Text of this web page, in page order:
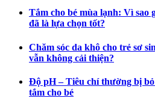
Tắm cho bé mùa lạnh: Vì sao
đã là lựa chọn tốt?
Chăm sóc da khô cho trẻ sơ
vẫn không cải thiện?
Độ pH – Tiêu chí thường bị
tắm cho bé